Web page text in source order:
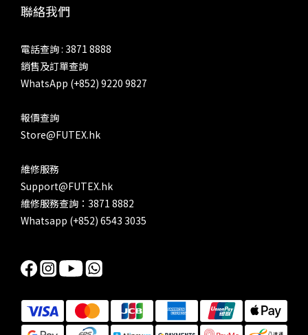
聯絡我們
電話查詢 : 3871 8888
銷售及訂單查詢
WhatsApp (+852) 9220 9827
報價查詢
Store@FUTEX.hk
維修服務
Support@FUTEX.hk
維修服務查詢：3871 8882
Whatsapp (+852) 6543 3035